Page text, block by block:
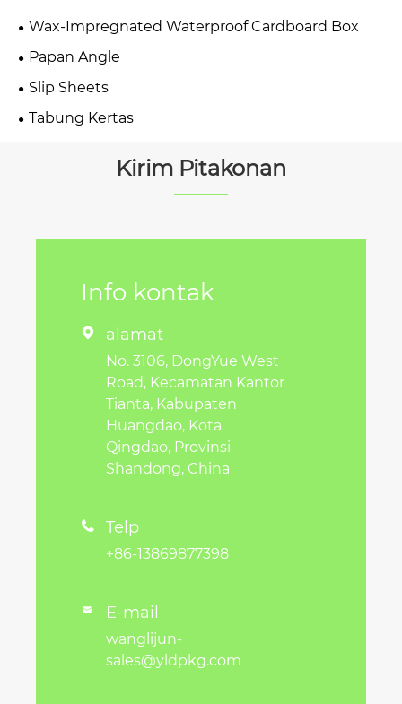
Wax-Impregnated Waterproof Cardboard Box
Papan Angle
Slip Sheets
Tabung Kertas
Kirim Pitakonan
Info kontak
 alamat
No. 3106, DongYue West
Road, Kecamatan Kantor
Tianta, Kabupaten
Huangdao, Kota
Qingdao, Provinsi
Shandong, China
 Telp
+86-13869877398
 E-mail
wanglijun-
sales@yldpkg.com